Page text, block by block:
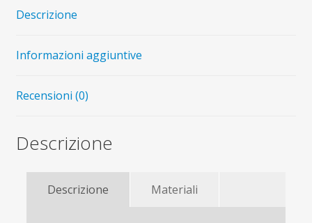
quantità
Descrizione
Informazioni aggiuntive
Recensioni (0)
Descrizione
Descrizione Materiali